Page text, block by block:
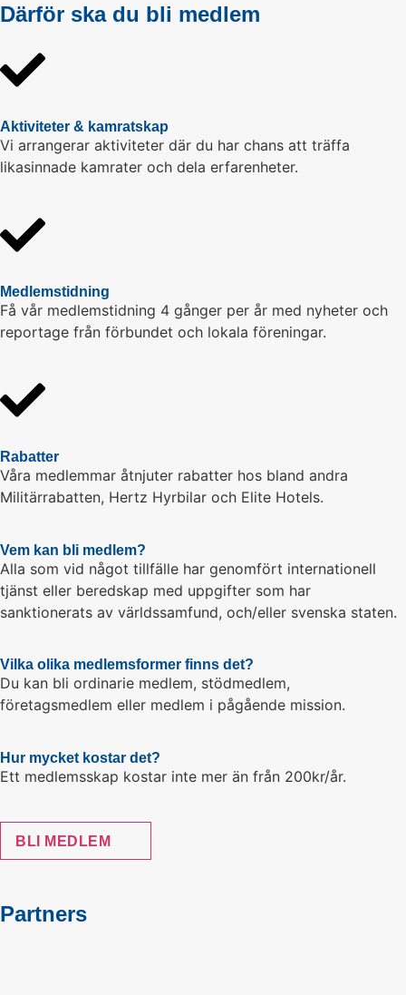
Därför ska du bli medlem
Aktiviteter & kamratskap
Vi arrangerar aktiviteter där du har chans att träffa
likasinnade kamrater och dela erfarenheter.
Medlemstidning
Få vår medlemstidning 4 gånger per år med nyheter och
reportage från förbundet och lokala föreningar.
Rabatter
Våra medlemmar åtnjuter rabatter hos bland andra
Militärrabatten, Hertz Hyrbilar och Elite Hotels.
Vem kan bli medlem?
Alla som vid något tillfälle har genomfört internationell
tjänst eller beredskap med uppgifter som har
sanktionerats av världssamfund, och/eller svenska staten.
Vilka olika medlemsformer finns det?
Du kan bli ordinarie medlem, stödmedlem,
företagsmedlem eller medlem i pågående mission.
Hur mycket kostar det?
Ett medlemsskap kostar inte mer än från 200kr/år.
BLI MEDLEM
Partners